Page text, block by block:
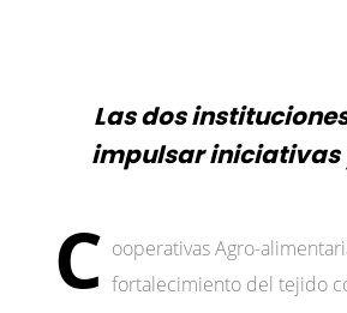
Las dos
impulsar iniciativas
C ooperativas Agro-
fortalecimiento del tejido